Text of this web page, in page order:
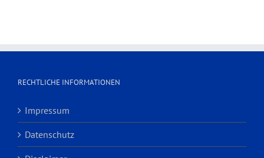
RECHTLICHE INFORMATIONEN
Impressum
Datenschutz